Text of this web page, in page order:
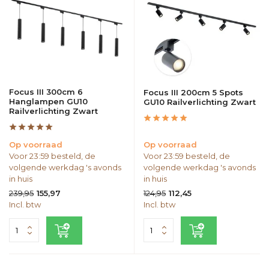
Focus III 300cm 6
Hanglampen GU10
Railverlichting Zwart
Op voorraad
Voor 23:59 besteld, de
volgende werkdag 's avonds
in huis
239,95 155,97
Incl. btw
Focus III 200cm 5 Spots
GU10 Railverlichting Zwart
Op voorraad
Voor 23:59 besteld, de
volgende werkdag 's avonds
in huis
124,95 112,45
Incl. btw